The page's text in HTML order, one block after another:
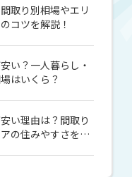
取り別相場やエリ
コツを解説！
い？一人暮らし・
はいくら？
い理由は？間取り
の住みやすさを紹